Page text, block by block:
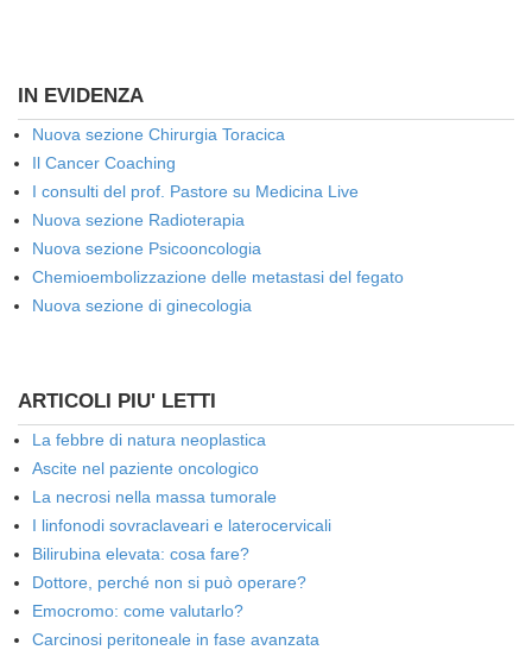
IN EVIDENZA
Nuova sezione Chirurgia Toracica
Il Cancer Coaching
I consulti del prof. Pastore su Medicina Live
Nuova sezione Radioterapia
Nuova sezione Psicooncologia
Chemioembolizzazione delle metastasi del fegato
Nuova sezione di ginecologia
ARTICOLI PIU' LETTI
La febbre di natura neoplastica
Ascite nel paziente oncologico
La necrosi nella massa tumorale
I linfonodi sovraclaveari e laterocervicali
Bilirubina elevata: cosa fare?
Dottore, perché non si può operare?
Emocromo: come valutarlo?
Carcinosi peritoneale in fase avanzata